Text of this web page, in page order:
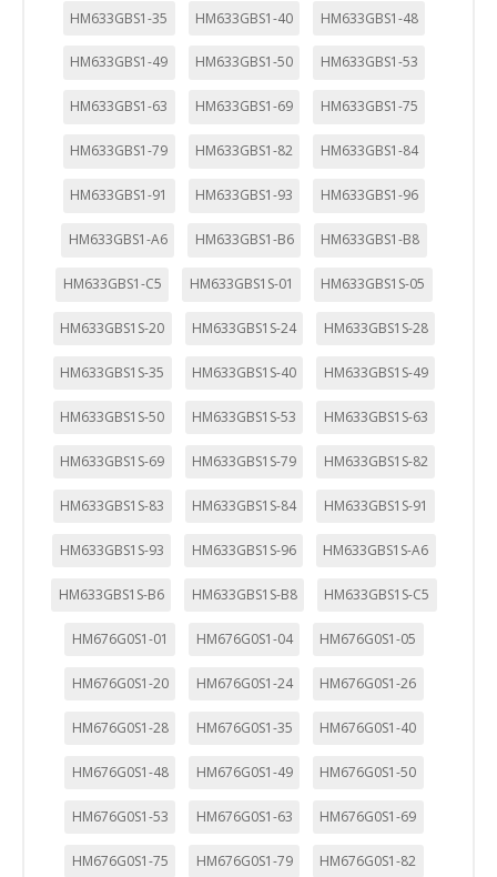
HM633GBS1-35 HM633GBS1-40 HM633GBS1-48
HM633GBS1-49 HM633GBS1-50 HM633GBS1-53
HM633GBS1-63 HM633GBS1-69 HM633GBS1-75
HM633GBS1-79 HM633GBS1-82 HM633GBS1-84
HM633GBS1-91 HM633GBS1-93 HM633GBS1-96
HM633GBS1-A6 HM633GBS1-B6 HM633GBS1-B8
HM633GBS1-C5 HM633GBS1S-01 HM633GBS1S-05
HM633GBS1S-20 HM633GBS1S-24 HM633GBS1S-28
HM633GBS1S-35 HM633GBS1S-40 HM633GBS1S-49
HM633GBS1S-50 HM633GBS1S-53 HM633GBS1S-63
HM633GBS1S-69 HM633GBS1S-79 HM633GBS1S-82
HM633GBS1S-83 HM633GBS1S-84 HM633GBS1S-91
HM633GBS1S-93 HM633GBS1S-96 HM633GBS1S-A6
HM633GBS1S-B6 HM633GBS1S-B8 HM633GBS1S-C5
HM676G0S1-01 HM676G0S1-04 HM676G0S1-05
HM676G0S1-20 HM676G0S1-24 HM676G0S1-26
HM676G0S1-28 HM676G0S1-35 HM676G0S1-40
HM676G0S1-48 HM676G0S1-49 HM676G0S1-50
HM676G0S1-53 HM676G0S1-63 HM676G0S1-69
HM676G0S1-75 HM676G0S1-79 HM676G0S1-82